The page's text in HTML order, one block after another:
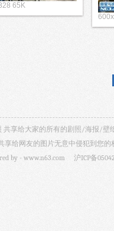
65K
共享给大家的所有的剧照/海报/
享给网友的图片无意中侵犯到您
by - www.n63.com 沪ICP备